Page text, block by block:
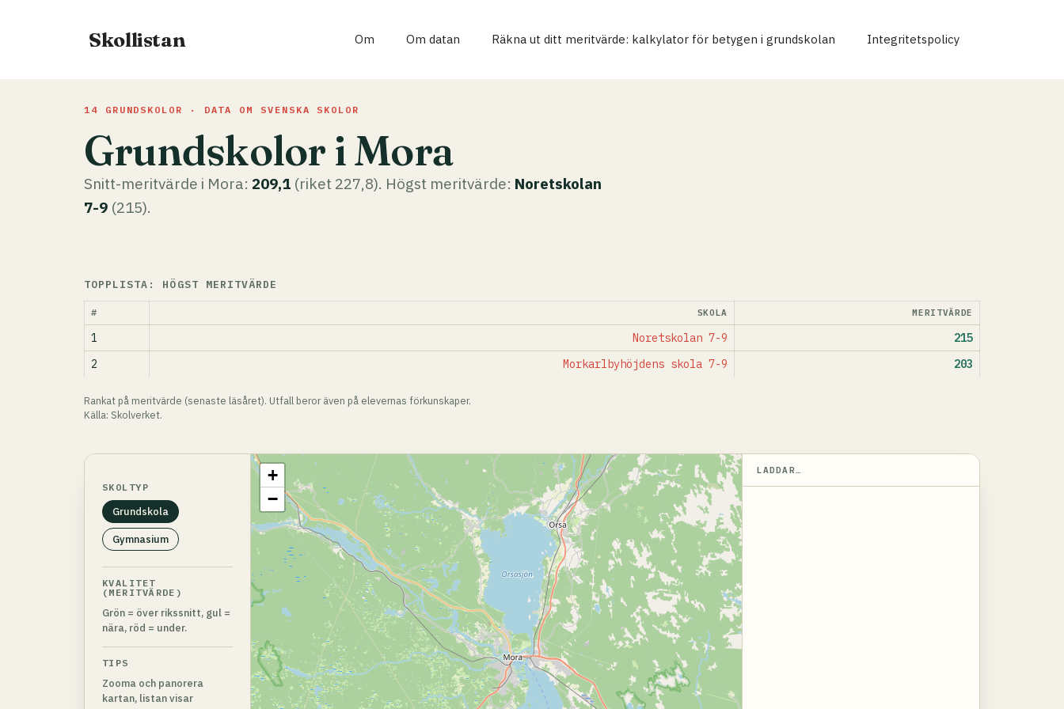
Skollistan Om Om datan Räkna ut ditt meritvärde: kalkylator för betygen i grundskolan Integritetspolicy
14 GRUNDSKOLOR · DATA OM SVENSKA SKOLOR
Grundskolor i Mora
Snitt-meritvärde i Mora: 209,1 (riket 227,8). Högst meritvärde: Noretskolan
7-9 (215).
TOPPLISTA: HÖGST MERITVÄRDE
# SKOLA MERITVÄRDE
1 Noretskolan 7-9
215
2
Morkarlbyhöjdens skola 7-9 203
Rankat på meritvärde (senaste läsåret). Utfall beror även på elevernas förkunskaper.
Källa: Skolverket.
SKOLTYP
Grundskola
Gymnasium
KVALITET
(MERITVÄRDE)
Grön = över rikssnitt, gul =
nära, röd = under.
TIPS
Zooma och panorera
kartan, listan visar
+
−
LADDAR…